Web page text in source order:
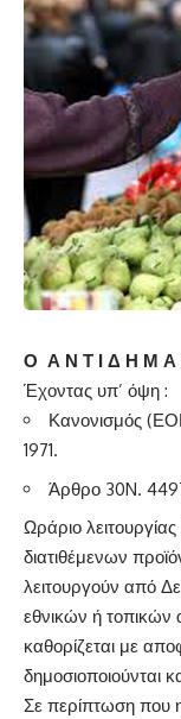
Ο Α Ν Τ Ι Δ Η Μ Α
Έχοντας υπ’ όψη :
Κανονισμός
1971.
Άρθρο 30N.
Ωράριο
διατιθέμενων
λειτουργούν από
εθνικών ή τοπικών
καθορίζεται με
δημοσιοποιούνται
Σε περίπτωση που